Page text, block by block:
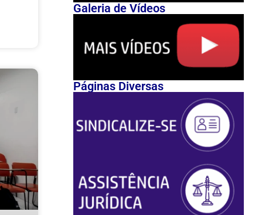
Galeria de Vídeos
Páginas Diversas